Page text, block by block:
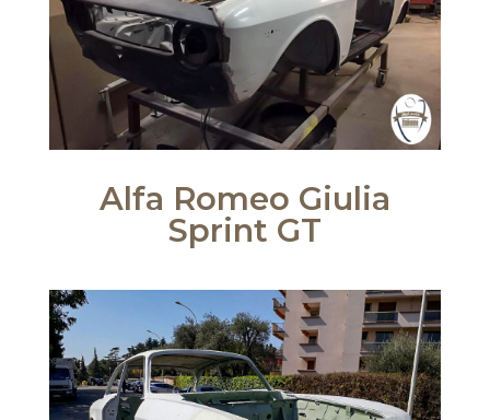
Alfa Romeo Giulia
Sprint GT